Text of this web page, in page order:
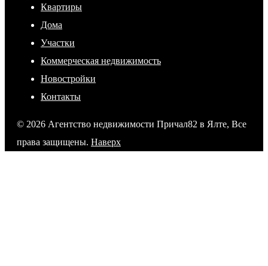
Квартиры
Дома
Участки
Коммерческая недвижимость
Новостройки
Контакты
© 2026 Агентство недвижимости Причал82 в Ялте, Все
права защищены. Наверх